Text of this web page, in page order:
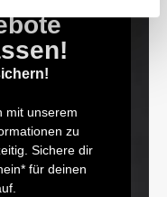
mit unserem
zu
Sichere dir
für deinen